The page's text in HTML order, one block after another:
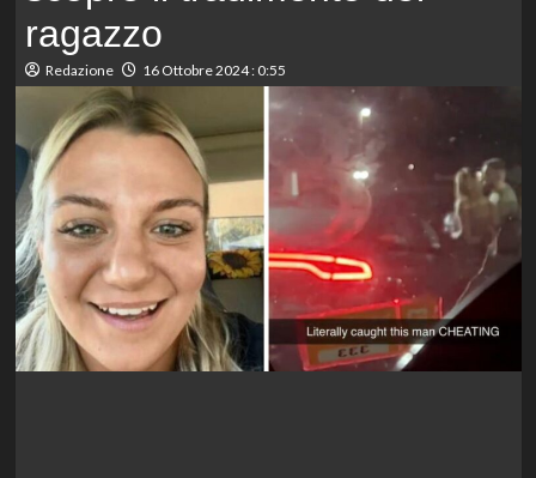
ragazzo
Redazione 16 Ottobre 2024 : 0:55